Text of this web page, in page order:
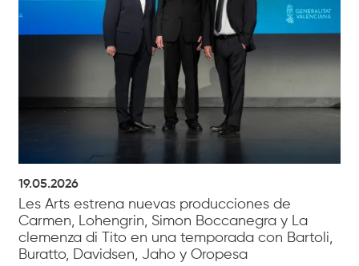
19.05.2026
Les Arts estrena nuevas producciones de
Carmen, Lohengrin, Simon Boccanegra y La
clemenza di Tito en una temporada con Bartoli,
Buratto, Davidsen, Jaho y Oropesa